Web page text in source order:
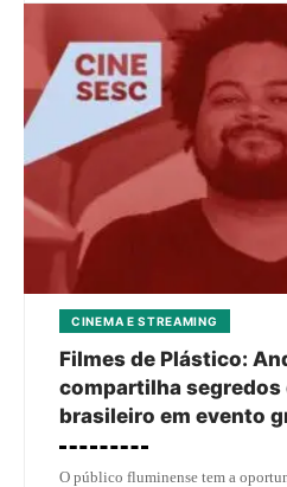
CINEMA E STREAMING
Filmes de Plástico:
compartilha segredos
brasileiro em evento
O público fluminense tem a